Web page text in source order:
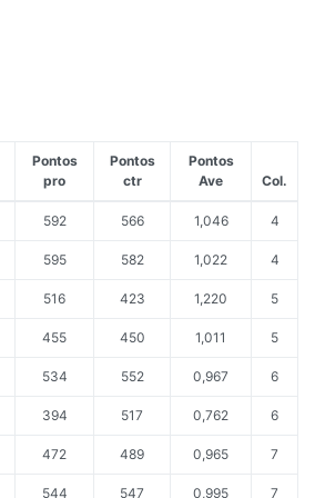
Pontos
pro
Pontos
ctr
Pontos
Ave
Col.
592 566 1,046 4
595 582 1,022 4
516 423 1,220 5
455 450 1,011 5
534 552 0,967 6
394 517 0,762 6
472 489 0,965 7
544 547 0,995 7